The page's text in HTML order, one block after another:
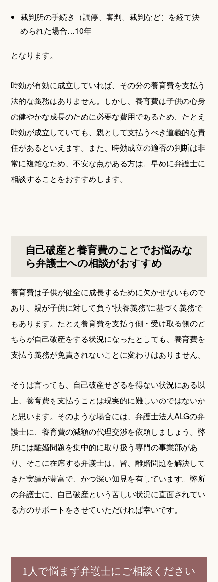
裁判所の手続き（調停、審判、裁判など）を経て決
められた場合…10年
となります。
時効が有効に成立していれば、その分の養育費を支払う
法的な義務はありません。しかし、養育費は子供の心身
の健やかな成長のために必要な費用であるため、たとえ
時効が成立していても、親として支払うべき道義的な責
任があるといえます。また、時効成立の適否の判断は非
常に複雑なため、不安な点がある方は、早めに弁護士に
相談することをおすすめします。
自己破産と養育費のことでお悩みな
ら弁護士への相談がおすすめ
養育費は子供が健全に成長するために欠かせないもので
あり、親が子供に対して負う“扶養義務”に基づく義務で
もあります。たとえ養育費を支払う側・受け取る側のど
ちらが自己破産をする状況になったとしても、養育費を
支払う義務が免責されないことに変わりはありません。
そうは言っても、自己破産せざるを得ない状況にある以
上、養育費を支払うことは現実的に難しいのではないか
と思います。そのような場合には、弁護士法人ALGの弁
護士に、養育費の減額の代理交渉を依頼しましょう。弊
所には離婚問題を集中的に取り扱う専門の事業部があ
り、そこに在席する弁護士は、皆、離婚問題を解決して
きた実績が豊富で、かつ深い知見を有しています。弊所
の弁護士に、自己破産という苦しい状況に直面されてい
る方のサポートをさせていただければ幸いです。
1人で悩まず弁護士にご相談ください